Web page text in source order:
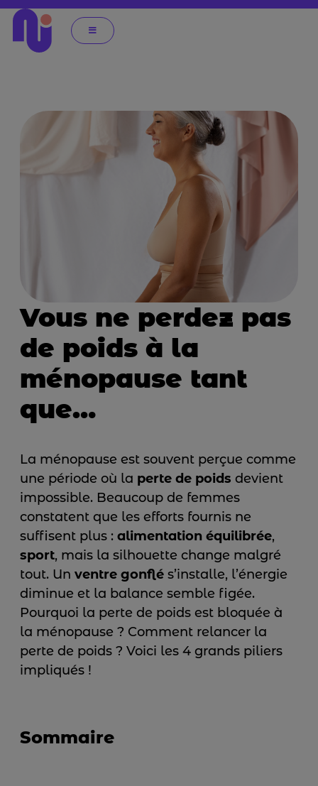
Vous ne perdez pas
de poids à la
ménopause tant
que…
La ménopause est souvent perçue comme
une période où la perte de poids devient
impossible. Beaucoup de femmes
constatent que les efforts fournis ne
suffisent plus : alimentation équilibrée,
sport, mais la silhouette change malgré
tout. Un ventre gonflé s’installe, l’énergie
diminue et la balance semble figée.
Pourquoi la perte de poids est bloquée à
la ménopause ? Comment relancer la
perte de poids ? Voici les 4 grands piliers
impliqués !
Sommaire